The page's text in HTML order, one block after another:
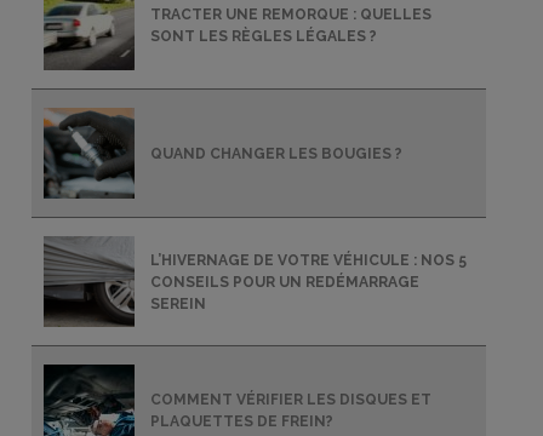
TRACTER UNE REMORQUE : QUELLES
SONT LES RÈGLES LÉGALES ?
QUAND CHANGER LES BOUGIES ?
L’HIVERNAGE DE VOTRE VÉHICULE : NOS 5
CONSEILS POUR UN REDÉMARRAGE
SEREIN
COMMENT VÉRIFIER LES DISQUES ET
PLAQUETTES DE FREIN?